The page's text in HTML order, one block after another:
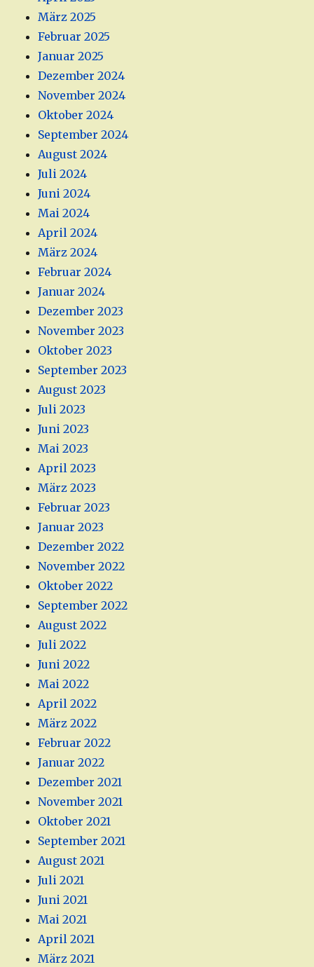
März 2025
Februar 2025
Januar 2025
Dezember 2024
November 2024
Oktober 2024
September 2024
August 2024
Juli 2024
Juni 2024
Mai 2024
April 2024
März 2024
Februar 2024
Januar 2024
Dezember 2023
November 2023
Oktober 2023
September 2023
August 2023
Juli 2023
Juni 2023
Mai 2023
April 2023
März 2023
Februar 2023
Januar 2023
Dezember 2022
November 2022
Oktober 2022
September 2022
August 2022
Juli 2022
Juni 2022
Mai 2022
April 2022
März 2022
Februar 2022
Januar 2022
Dezember 2021
November 2021
Oktober 2021
September 2021
August 2021
Juli 2021
Juni 2021
Mai 2021
April 2021
März 2021